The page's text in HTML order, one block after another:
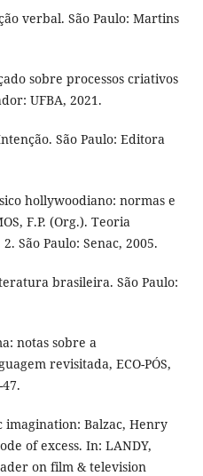
verbal. São Paulo: Martins
sobre processos criativos
UFBA, 2021.
São Paulo: Editora
hollywoodiano: normas e
F.P. (Org.). Teoria
São Paulo: Senac, 2005.
brasileira. São Paulo:
notas sobre a
revisitada, ECO-PÓS,
imagination: Balzac, Henry
of excess. In: LANDY,
on film & television